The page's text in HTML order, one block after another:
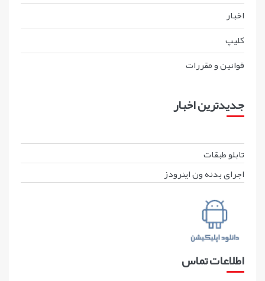
اخبار
کليپ
قوانين و مقررات
جدیدترین اخبار
تابلو طبقات
اجرای بدنه ون اینرودز
اطلاعات تماس